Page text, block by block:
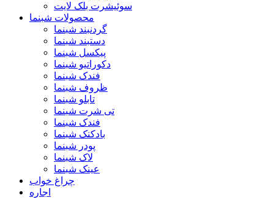
سوئیشرت بلک لایت
محصولات شبنما
گردنبند شبنما
دستبند شبنما
پیکسل شبنما
دکوراتیو شبنما
فندک شبنما
ظروف شبنما
تابلو شبنما
تی شرت شبنما
فندک شبنما
بادکنک شبنما
پودر شبنما
لاک شبنما
عینک شبنما
چراغ خواب
اجاره